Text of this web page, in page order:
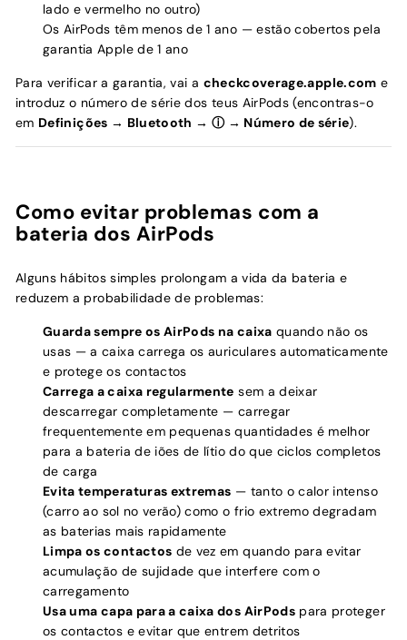
lado e vermelho no outro)
Os AirPods têm menos de 1 ano — estão cobertos pela
garantia Apple de 1 ano
Para verificar a garantia, vai a checkcoverage.apple.com e
introduz o número de série dos teus AirPods (encontras-o
em Definições → Bluetooth → ⓘ → Número de série).
Como evitar problemas com a
bateria dos AirPods
Alguns hábitos simples prolongam a vida da bateria e
reduzem a probabilidade de problemas:
Guarda sempre os AirPods na caixa quando não os
usas — a caixa carrega os auriculares automaticamente
e protege os contactos
Carrega a caixa regularmente sem a deixar
descarregar completamente — carregar
frequentemente em pequenas quantidades é melhor
para a bateria de iões de lítio do que ciclos completos
de carga
Evita temperaturas extremas — tanto o calor intenso
(carro ao sol no verão) como o frio extremo degradam
as baterias mais rapidamente
Limpa os contactos de vez em quando para evitar
acumulação de sujidade que interfere com o
carregamento
Usa uma capa para a caixa dos AirPodspara proteger
os contactos e evitar que entrem detritos